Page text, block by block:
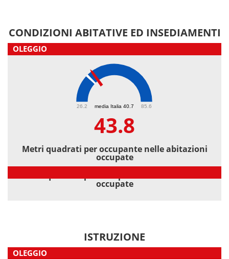
CONDIZIONI ABITATIVE ED INSEDIAMENTI
OLEGGIO
media Italia 40.7
26.2 85.6
43.8
Metri quadrati per occupante nelle abitazioni
occupate
occupate
ISTRUZIONE
OLEGGIO